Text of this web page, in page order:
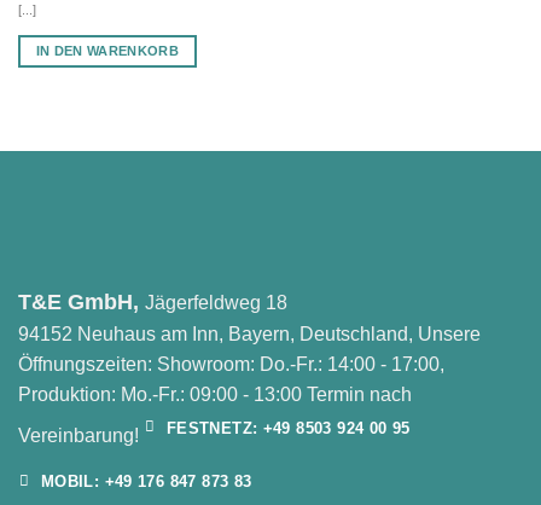
[...]
IN DEN WARENKORB
T&E GmbH, Jägerfeldweg 18
94152 Neuhaus am Inn, Bayern, Deutschland, Unsere
Öffnungszeiten: Showroom: Do.-Fr.: 14:00 - 17:00,
Produktion: Mo.-Fr.: 09:00 - 13:00 Termin nach
Vereinbarung!
FESTNETZ: +49 8503 924 00 95
MOBIL: +49 176 847 873 83